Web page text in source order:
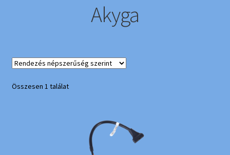
Akyga
Összesen 1 találat